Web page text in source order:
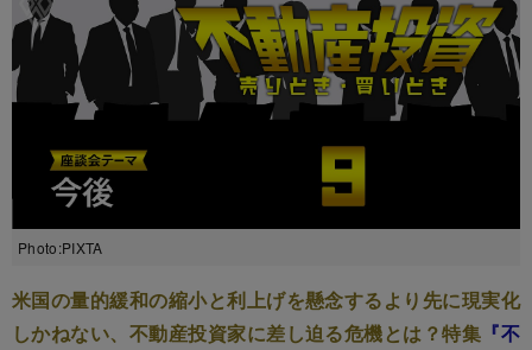
Photo:PIXTA
米国の量的緩和の縮小と利上げを懸念するより先に現実化
しかねない、不動産投資家に差し迫る危機とは？特集 『不